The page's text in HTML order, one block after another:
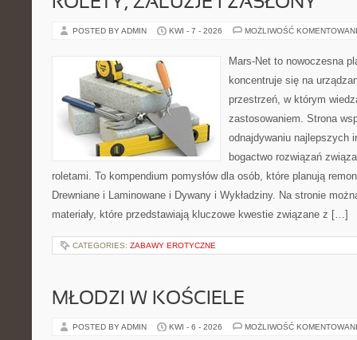
POSTED BY ADMIN KWI - 7 - 2026 MOŻLIWOŚĆ
Mars-Net to nowoczesna
koncentruje się na
przestrzeń, w którym
zastosowaniem. Strona
odnajdywaniu najlepszych
bogactwo rozwiązań
roletami. To kompendium pomysłów dla osób, które planują
Drewniane i Laminowane i Dywany i Wykładziny. Na stronie
materiały, które przedstawiają kluczowe kwestie związane z […]
CATEGORIES: ZABAWY EROTYCZNE
MŁODZI W KOŚCIELE
POSTED BY ADMIN KWI - 6 - 2026 MOŻLIWOŚĆ